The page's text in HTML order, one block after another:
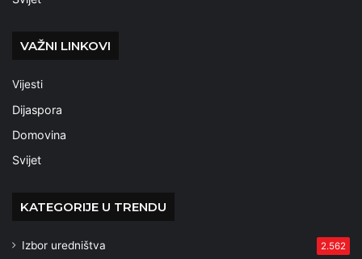
VAŽNI LINKOVI
Vijesti
Dijaspora
Domovina
Svijet
KATEGORIJE U TRENDU
Izbor uredništva 2.562